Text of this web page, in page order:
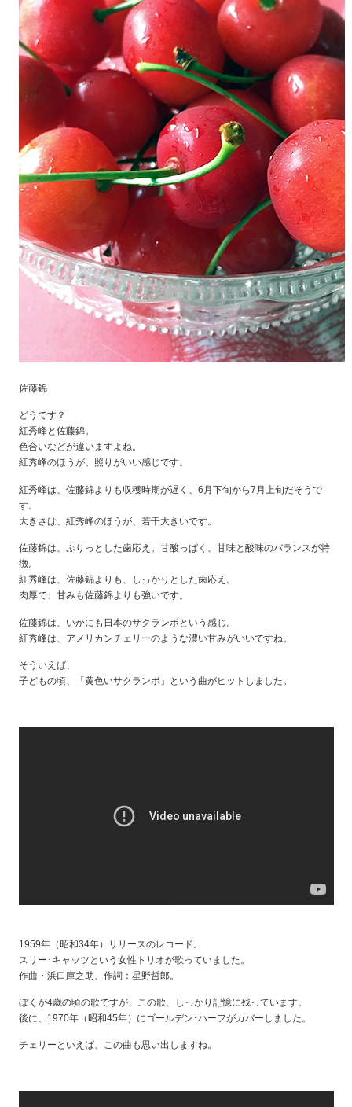
佐藤錦
どうです？
紅秀峰と佐藤錦。
色合いなどが違いますよね。
紅秀峰のほうが、照りがいい感じです。
紅秀峰は、佐藤錦よりも収穫時期が遅く、6月下旬から7月上旬だそうで
す。
大きさは、紅秀峰のほうが、若干大きいです。
佐藤錦は、ぷりっとした歯応え。甘酸っぱく、甘味と酸味のバランスが特
徴。
紅秀峰は、佐藤錦よりも、しっかりとした歯応え。
肉厚で、甘みも佐藤錦よりも強いです。
佐藤錦は、いかにも日本のサクランボという感じ。
紅秀峰は、アメリカンチェリーのような濃い甘みがいいですね。
そういえば、
子どもの頃、「黄色いサクランボ」という曲がヒットしました。
1959年（昭和34年）リリースのレコード。
スリー･キャッツという女性トリオが歌っていました。
作曲・浜口庫之助、作詞：星野哲郎。
ぼくが4歳の頃の歌ですが、この歌、しっかり記憶に残っています。
後に、1970年（昭和45年）にゴールデン･ハーフがカバーしました。
チェリーといえば、この曲も思い出しますね。